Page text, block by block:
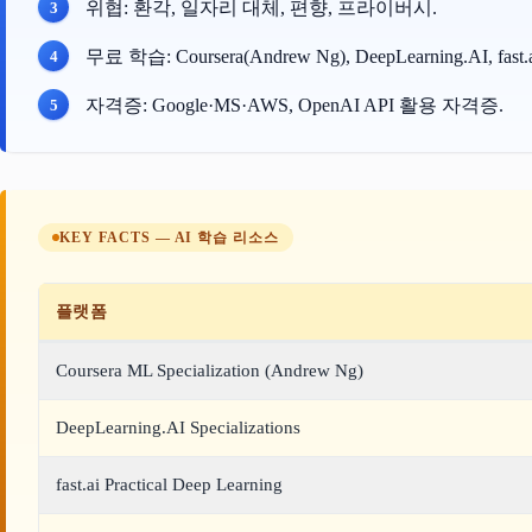
위협: 환각, 일자리 대체, 편향, 프라이버시.
무료 학습: Coursera(Andrew Ng), DeepLearning.AI,
자격증: Google·MS·AWS, OpenAI API 활용 자격증.
KEY FACTS — AI 학습 리소스
플랫폼
Coursera ML Specialization (Andrew Ng)
DeepLearning.AI Specializations
fast.ai Practical Deep Learning